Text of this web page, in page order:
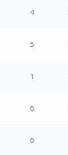
4
5
1
0
0